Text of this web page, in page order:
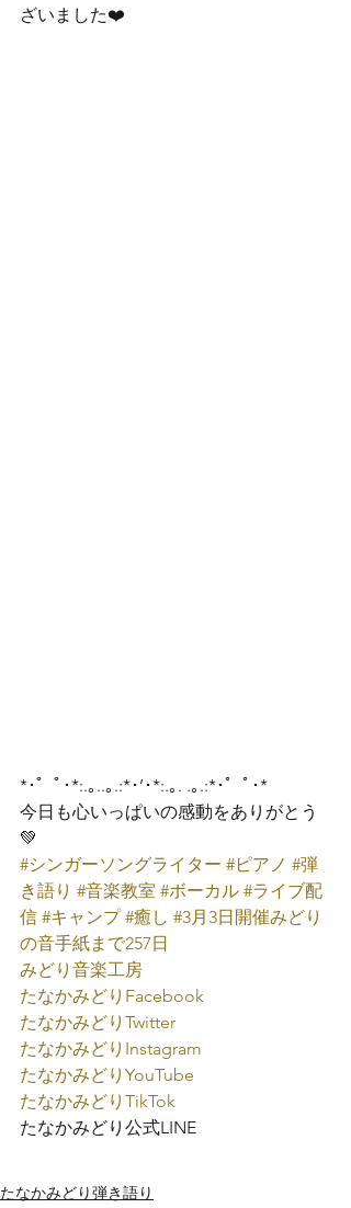
ざいました❤️
*･゜ﾟ･*:.｡..｡.:*･’･*:.｡. .｡.:*･゜ﾟ･*
今日も心いっぱいの感動をありがとう
#シンガーソングライター #ピアノ #弾
き語り #音楽教室 #ボーカル #ライブ配
信 #キャンプ #癒し #3月3日開催みどり
の音手紙まで257日
みどり音楽工房
たなかみどり Facebook
たなかみどり Twitter
たなかみどり Instagram
たなかみどり YouTube
たなかみどり TikTok
たなかみどり公式LINE
たなかみどり弾き語り